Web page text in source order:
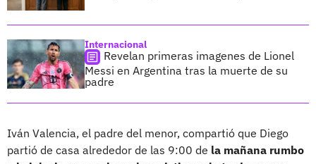
Internacional
Revelan primeras imagenes de Lionel
Messi en Argentina tras la muerte de su
padre
Iván Valencia, el padre del menor, compartió que Diego
partió de casa alrededor de las 9:00 de la mañana rumbo